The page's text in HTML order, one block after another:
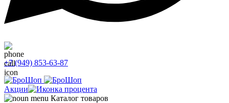
+7 (949) 853-63-87
Акции
Каталог товаров